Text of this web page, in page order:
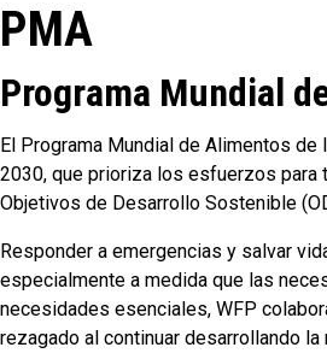
PMA
Programa Mundial
El Programa Mundial de Alimentos de
2030, que prioriza los esfuerzos para
Objetivos de Desarrollo Sostenible
Responder a emergencias y salvar
especialmente a medida que las
necesidades esenciales, WFP
rezagado al continuar desarrollando